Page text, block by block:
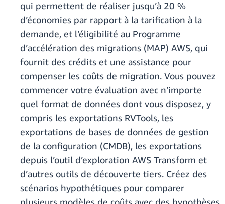
qui permettent de réaliser jusqu’à 20 %
d’économies par rapport à la tarification à la
demande, et l’éligibilité au Programme
d’accélération des migrations (MAP) AWS, qui
fournit des crédits et une assistance pour
compenser les coûts de migration. Vous pouvez
commencer votre évaluation avec n’importe
quel format de données dont vous disposez, y
compris les exportations RVTools, les
exportations de bases de données de gestion
de la configuration (CMDB), les exportations
depuis l’outil d’exploration AWS Transform et
d’autres outils de découverte tiers. Créez des
scénarios hypothétiques pour comparer